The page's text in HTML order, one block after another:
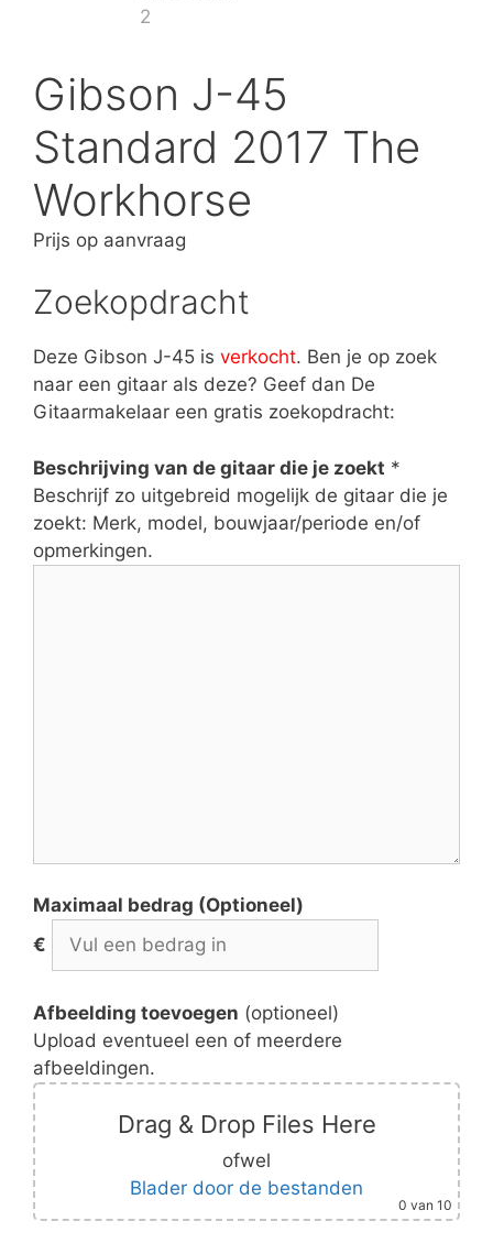
Gibson J-45
Standard 2017 The
Workhorse
Prijs op aanvraag
Zoekopdracht
Deze Gibson J-45 is verkocht. Ben je op zoek
naar een gitaar als deze? Geef dan De
Gitaarmakelaar een gratis zoekopdracht:
Beschrijving van de gitaar die je zoekt *
Beschrijf zo uitgebreid mogelijk de gitaar die je
zoekt: Merk, model, bouwjaar/periode en/of
opmerkingen.
Maximaal bedrag (Optioneel)
€
Afbeelding toevoegen (optioneel)
Upload eventueel een of meerdere
afbeeldingen.
Drag & Drop Files Here
ofwel
Blader door de bestanden
0 van 10